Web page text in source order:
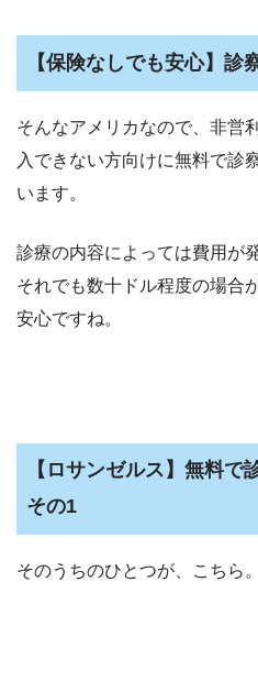
【保険なしでも安心】診
そんなアメリカなので、非営
入できない方向けに無料で診
います。
診療の内容によっては費用が
それでも数十ドル程度の場合
安心ですね。
【ロサンゼルス】無料で
その1
そのうちのひとつが、こちら。